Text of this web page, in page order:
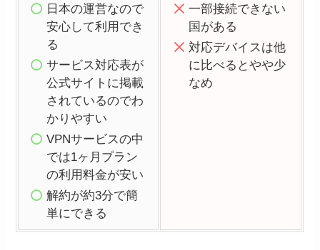
日本の運営なので
安心して利用でき
る
サービス対応表が
公式サイトに掲載
されているのでわ
かりやすい
VPNサービスの中
では1ヶ月プラン
の利用料金が安い
解約が約3分で簡
単にできる
一部接続できない
国がある
対応デバイスは他
に比べるとやや少
なめ